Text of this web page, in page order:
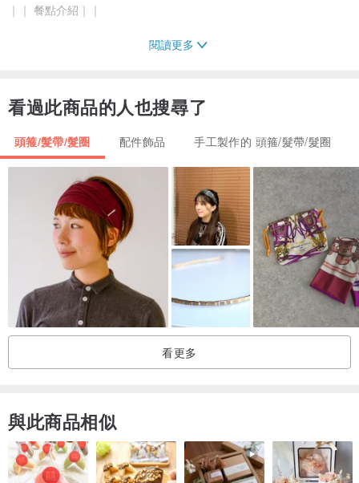
｜｜ 餐點介紹｜｜
🍋手感綿綿柔軟的，舒服透氣
｜食材剩餘量：剩最後三條可以訂製
｜小廚手工料理，訂製屬於自己的超舒服專屬髮帶
｜鬆緊髮帶 ＋專屬訂製：舒服、輕鬆、簡單的佩帶；
｜食材選用：
🍋用布：日本製 雙層 棉紗 布料
🍋調節裝置：台灣製 耐用彈力鬆緊帶
｜品嘗：
復古、獨特、可愛
🍋口感：手感很自然、輕盈、柔軟、透氣
閱讀更多
看過此商品的人也搜尋了
頭箍/髮帶/髮圈 配件飾品 手工製作的 頭箍/髮帶/髮圈
看更多
與此商品相似